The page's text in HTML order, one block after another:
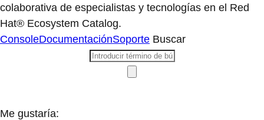
colaborativa de especialistas y tecnologías en el Red
Hat® Ecosystem Catalog.
ConsoleDocumentaciónSoporte Buscar
Me gustaría: